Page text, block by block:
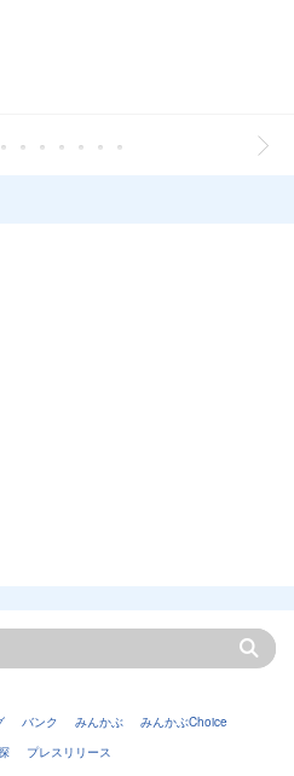
バンク みんかぶ
みんかぶChoice
プレスリリース